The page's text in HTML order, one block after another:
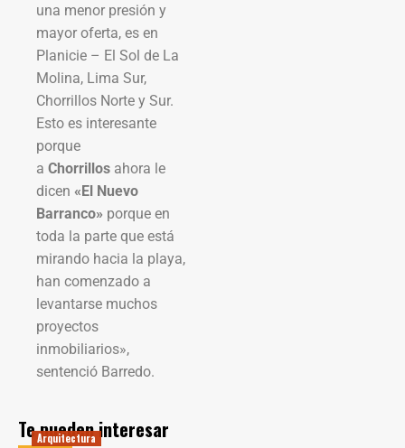
una menor presión y
mayor oferta, es en
Planicie – El Sol de La
Molina, Lima Sur,
Chorrillos Norte y Sur.
Esto es interesante
porque
a Chorrillos ahora le
dicen «El Nuevo
Barranco» porque en
toda la parte que está
mirando hacia la playa,
han comenzado a
levantarse muchos
proyectos
inmobiliarios»,
sentenció Barredo.
Te pueden interesar
Arquitectura